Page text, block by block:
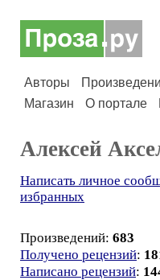
Авторы
Магазин
О портале
Алексей
Написать личное
избранных
Произведений: 683
Получено рецензий:
Написано рецензий: